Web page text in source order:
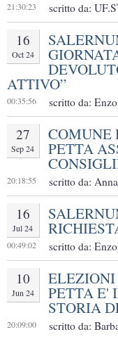
21:30:23 scritto da:
16
Oct 24
ATTIVO”
00:35:56 scritto da:
27
Sep 24
COMUNE
PETTA
20:18:55 scritto da:
16
Jul 24
00:49:02 scritto da:
10
Jun 24 PETTA E'
STORIA
20:09:00 scritto da: